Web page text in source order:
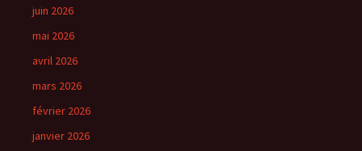
juin 2026
mai 2026
avril 2026
mars 2026
février 2026
janvier 2026